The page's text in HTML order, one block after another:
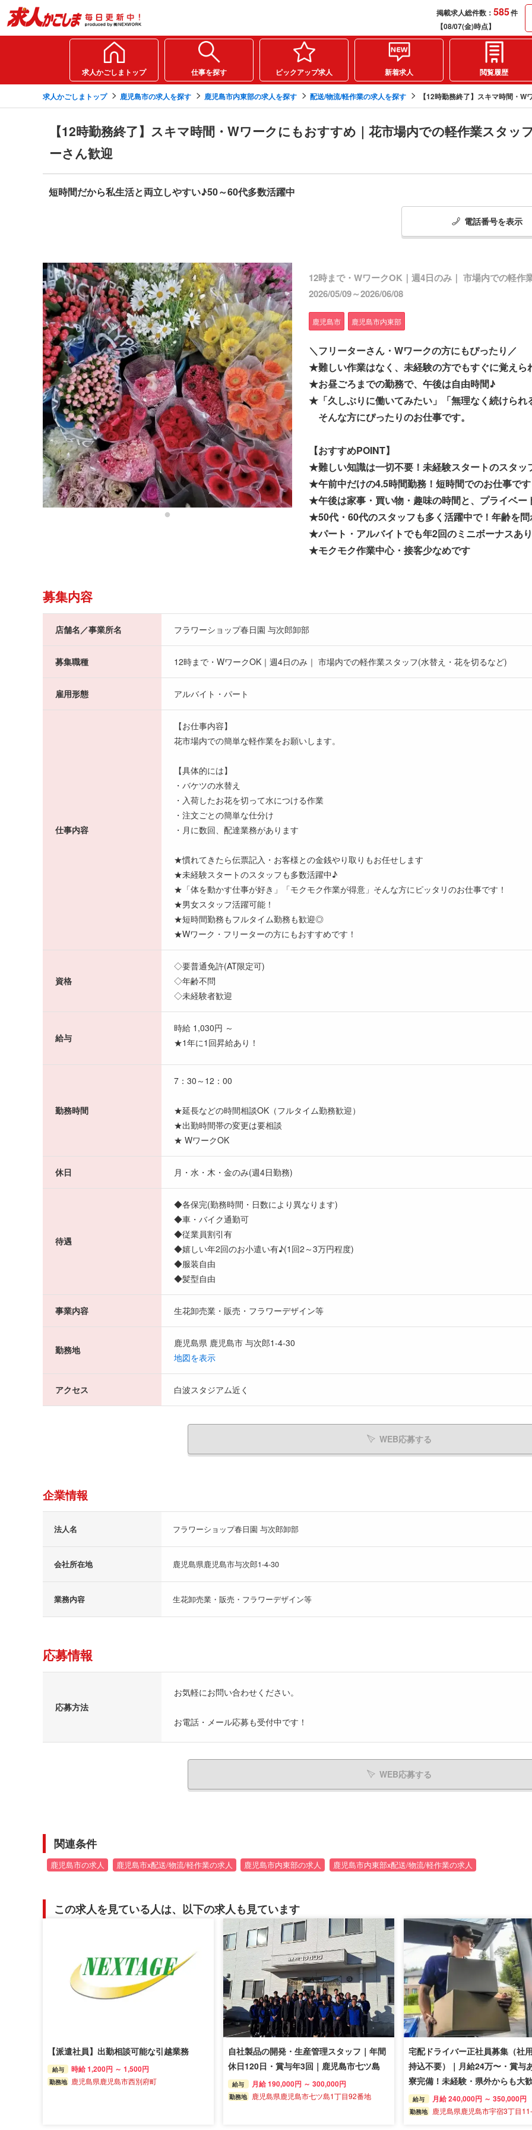
掲載求人総件数： 585件
【08/07(金)時点】
求人かごしまトップ 仕事を探す ピックアップ求人 新着求人 閲覧履歴
求人かごしまトップ 鹿児島市の求人を探す 鹿児島市内東部の求人を探す 配送/物流/軽作業の求人を探す 【12時勤務終了】スキマ時間・W
【12時勤務終了】スキマ時間・Wワークにもおすすめ｜花市場内での軽作業スタッ
ーさん歓迎
短時間だから私生活と両立しやすい♪50～60代多数活躍中
電話番号を表示
12時まで・WワークOK｜週4日のみ｜ 市場内での軽作
2026/05/09～2026/06/08
鹿児島市 鹿児島市内東部
＼フリーターさん・Wワークの方にもぴったり／
★難しい作業はなく、未経験の方でもすぐに覚えら
★お昼ごろまでの勤務で、午後は自由時間♪
★「久しぶりに働いてみたい」「無理なく続けられ
そんな方にぴったりのお仕事です。
【おすすめPOINT】
★難しい知識は一切不要！未経験スタートのスタッ
★午前中だけの4.5時間勤務！短時間でのお仕事です
★午後は家事・買い物・趣味の時間と、プライベー
★50代・60代のスタッフも多く活躍中で！年齢を問
★パート・アルバイトでも年2回のミニボーナスあ
★モクモク作業中心・接客少なめです
募集内容
店舗名／事業所名 フラワーショップ春日園 与次郎卸部
募集職種 12時まで・WワークOK｜週4日のみ｜ 市場内での軽作業スタッフ(水替え・花を切るなど)
雇用形態 アルバイト・パート
仕事内容
【お仕事内容】
花市場内での簡単な軽作業をお願いします。
【具体的には】
・バケツの水替え
・入荷したお花を切って水につける作業
・注文ごとの簡単な仕分け
・月に数回、配達業務があります
★慣れてきたら伝票記入・お客様との金銭やり取りもお任せします
★未経験スタートのスタッフも多数活躍中♪
★「体を動かす仕事が好き」「モクモク作業が得意」そんな方にピッタリのお仕事です！
★男女スタッフ活躍可能！
★短時間勤務もフルタイム勤務も歓迎◎
★Wワーク・フリーターの方にもおすすめです！
資格
◇要普通免許(AT限定可)
◇年齢不問
◇未経験者歓迎
給与
時給 1,030円 ～
★1年に1回昇給あり！
勤務時間
7：30～12：00
★延長などの時間相談OK（フルタイム勤務歓迎）
★出勤時間帯の変更は要相談
★ WワークOK
休日 月・水・木・金のみ(週4日勤務)
待遇
◆各保完(勤務時間・日数により異なります)
◆車・バイク通勤可
◆従業員割引有
◆嬉しい年2回のお小遣い有♪(1回2～3万円程度)
◆服装自由
◆髪型自由
事業内容 生花卸売業・販売・フラワーデザイン等
勤務地
鹿児島県 鹿児島市 与次郎1-4-30
地図を表示
アクセス 白波スタジアム近く
WEB応募する
企業情報
法人名 フラワーショップ春日園 与次郎卸部
会社所在地 鹿児島県鹿児島市与次郎1-4-30
業務内容 生花卸売業・販売・フラワーデザイン等
応募情報
応募方法
お気軽にお問い合わせください。
お電話・メール応募も受付中です！
WEB応募する
関連条件
鹿児島市の求人 鹿児島市x配送/物流/軽作業の求人 鹿児島市内東部の求人 鹿児島市内東部x配送/物流/軽作業の求人
この求人を見ている人は、以下の求人も見ています
【派遣社員】出勤相談可能な引越業務
給与 時給 1,200円 ～ 1,500円
勤務地 鹿児島県鹿児島市西別府町
自社製品の開発・生産管理スタッフ｜年間
休日120日・賞与年3回｜鹿児島市七ツ島
給与 月給 190,000円 ～ 300,000円
勤務地 鹿児島県鹿児島市七ツ島1丁目92番地
宅配ドライバー正社員募集（社
持込不要）｜月給24万〜・賞与
寮完備！未経験・県外からも大歓
給与 月給 240,000円 ～ 350,000円
勤務地 鹿児島県鹿児島市宇宿3丁目